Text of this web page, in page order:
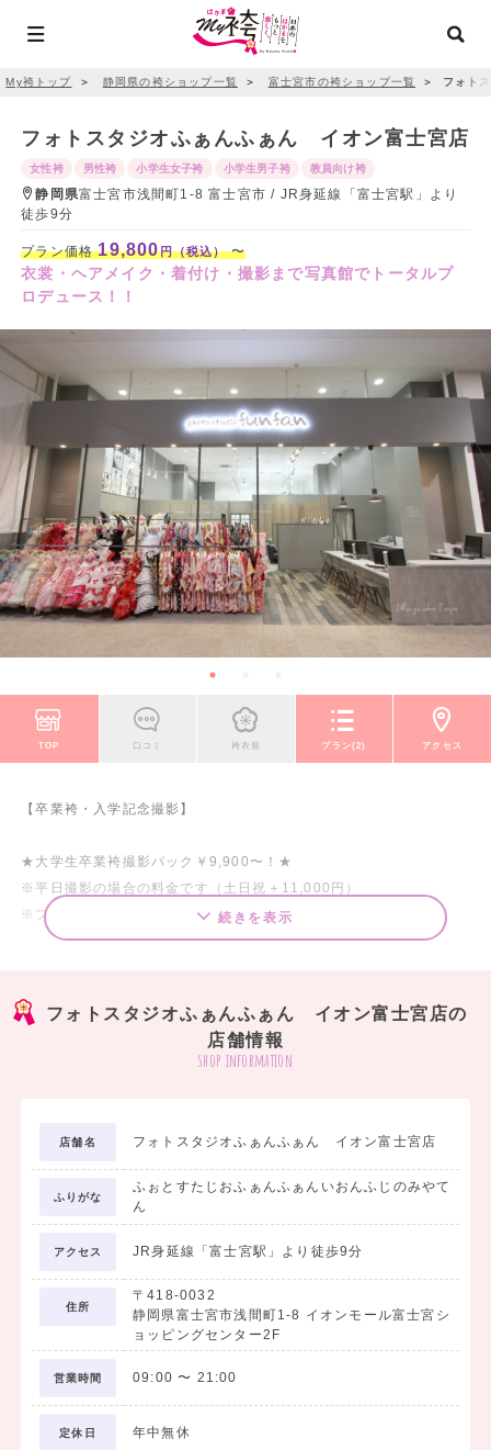
My袴トップ ＞ 静岡県の袴ショップ一覧 ＞ 富士宮市の袴ショップ一覧 ＞ フォト
フォトスタジオふぁんふぁん イオン富士宮店
女性袴 男性袴 小学生女子袴 小学生男子袴 教員向け袴
静岡県富士宮市浅間町1-8 富士宮市 / JR身延線「富士宮駅」より
徒歩9分
プラン価格19,800円（税込）〜
衣裳・ヘアメイク・着付け・撮影まで写真館でトータルプ
ロデュース！！
TOP 口コミ 袴衣装 プラン(2) アクセス
【卒業袴・入学記念撮影】
★大学生卒業袴撮影パック￥9,900〜！★
※平日撮影の場合の料金です（土日祝＋11,000円）
※プリント代別途（6,600円～）
※プリント代別途（3,300円～）
＜今年度ご利用いただいているお客様の在校名一覧＞
・静岡英和学院大学
・静岡理工科大学
・常葉大学
・東海大学
・静岡福祉大学
・東京工科大学
・東海大学短期大学部
・静岡産業技術専門学校
続きを表示
フォトスタジオふぁんふぁん イオン富士宮店の
店舗情報
shop information
店舗名 フォトスタジオふぁんふぁん イオン富士宮店
ふりがな
ふぉとすたじおふぁんふぁんいおんふじのみやて
ん
アクセス JR身延線「富士宮駅」より徒歩9分
住所
〒418-0032
静岡県富士宮市浅間町1-8 イオンモール富士宮シ
ョッピングセンター2F
営業時間 09:00 〜 21:00
定休日 年中無休